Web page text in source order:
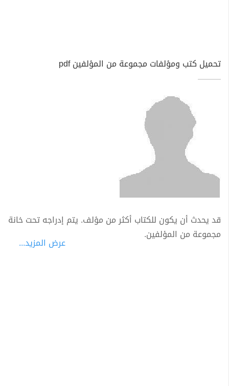
تحميل كتب ومؤلفات مجموعة من المؤلفين pdf
قد يحدث أن يكون للكتاب أكثر من مؤلف. يتم إدراجه تحت خانة
مجموعة من المؤلفين.
عرض المزيد...